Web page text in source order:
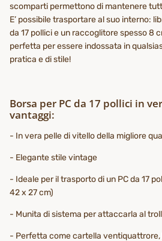
scomparti permettono di mantenere
E’ possibile trasportare al suo interno:
da 17 pollici e un raccoglitore spesso 8
perfetta per essere indossata in
pratica e di stile!
Borsa per PC da 17 pollici in
vantaggi:
- In vera pelle di vitello della migliore
- Elegante stile vintage
- Ideale per il trasporto di un PC da 17
42 x 27 cm)
- Munita di sistema per attaccarla al
- Perfetta come cartella ventiquattrore,